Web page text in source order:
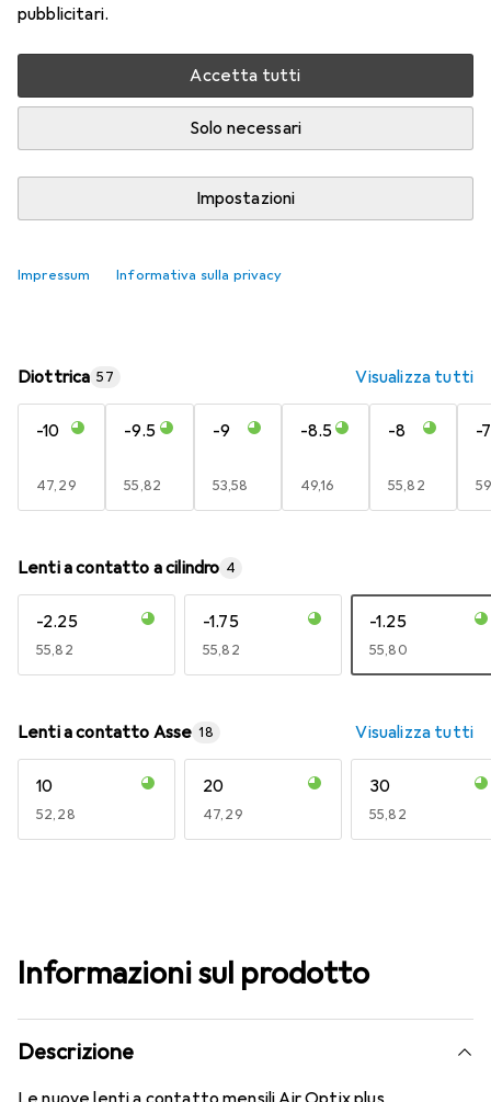
pubblicitari.
Accetta tutti
Solo necessari
Impostazioni
Impressum Informativa sulla privacy
Consegna tra lun, 17/8 e mer, 19/8
Più di 10 pezzi in stock presso il fornitore
Aggiungi al carrello
Diottrica 57 Visualizza tutti
-10
EUR
47,29
-9.5
EUR
55,82
-9
EUR
53,58
-8.5
EUR
49,16
-8
EUR
55,82
-
Lenti a contatto a cilindro 4
-2.25
EUR
55,82
-1.75
EUR
55,82
-1.25
EUR
55,80
Lenti a contatto Asse 18 Visualizza tutti
10
EUR
52,28
20
EUR
47,29
30
EUR
55,82
Informazioni sul prodotto
Descrizione